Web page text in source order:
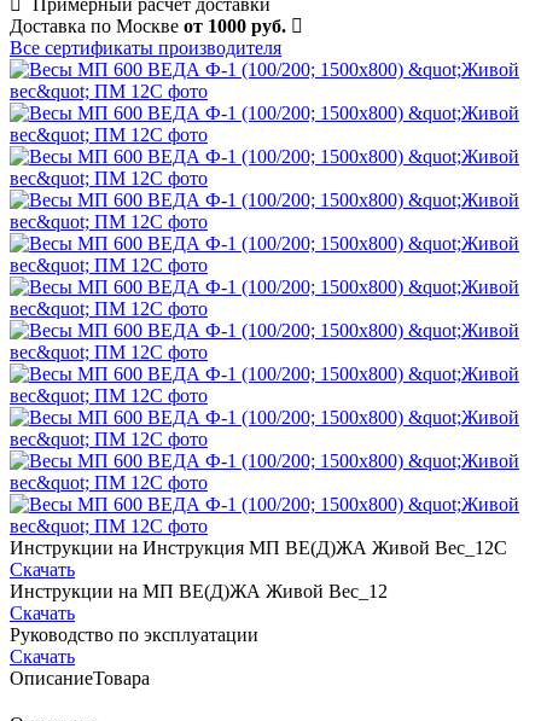
Примерный расчет доставки
Доставка по Москве от 1000 руб.
Все сертификаты производителя
Инструкции на Инструкция МП ВE(Д)ЖА Живой Вес_12С
Скачать
Инструкции на МП ВЕ(Д)ЖА Живой Вес_12
Скачать
Руководство по эксплуатации
Скачать
ОписаниеТовара